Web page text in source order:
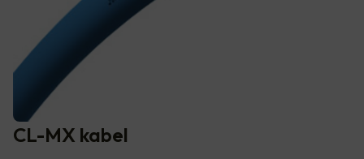
CL-MX kabel